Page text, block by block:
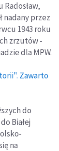
nadany przez
1943 roku
zrzutów -
dla MPW.
Zawarto
do
Białej
na